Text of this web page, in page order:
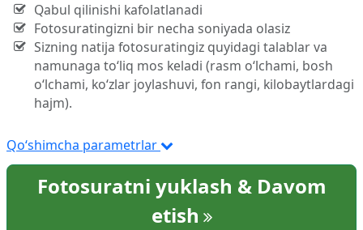
Qabul qilinishi kafolatlanadi
Fotosuratingizni bir necha soniyada olasiz
Sizning natija fotosuratingiz quyidagi talablar va
namunaga to‘liq mos keladi (rasm o‘lchami, bosh
o‘lchami, ko‘zlar joylashuvi, fon rangi, kilobaytlardagi
hajm).
Qo‘shimcha parametrlar
Fotosuratni yuklash & Davom
etish